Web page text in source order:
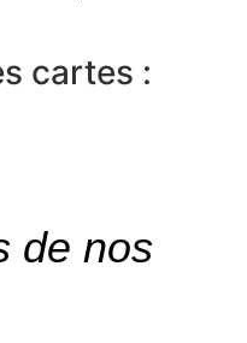
cartes :
de nos